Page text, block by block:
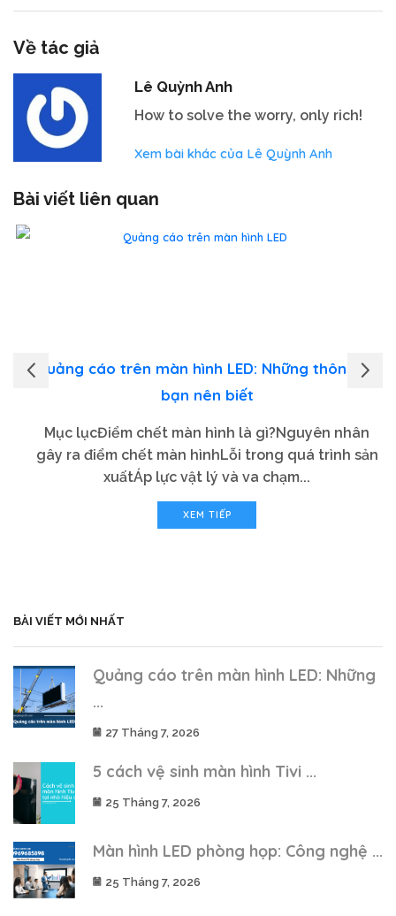
Về tác giả
Lê Quỳnh Anh
How to solve the worry, only rich!
Xem bài khác của Lê Quỳnh Anh
Bài viết liên quan
Quảng cáo trên màn hình LED: Những thông tin
bạn nên biết
Mục lụcĐiểm chết màn hình là gì?Nguyên nhân
gây ra điểm chết màn hìnhLỗi trong quá trình sản
xuấtÁp lực vật lý và va chạm...
XEM TIẾP
BÀI VIẾT MỚI NHẤT
Quảng cáo trên màn hình LED: Những
...
27 Tháng 7, 2026
5 cách vệ sinh màn hình Tivi ...
25 Tháng 7, 2026
Màn hình LED phòng họp: Công nghệ ...
25 Tháng 7, 2026